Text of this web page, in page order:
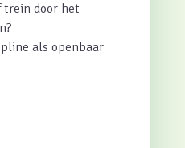
trein door het
als openbaar